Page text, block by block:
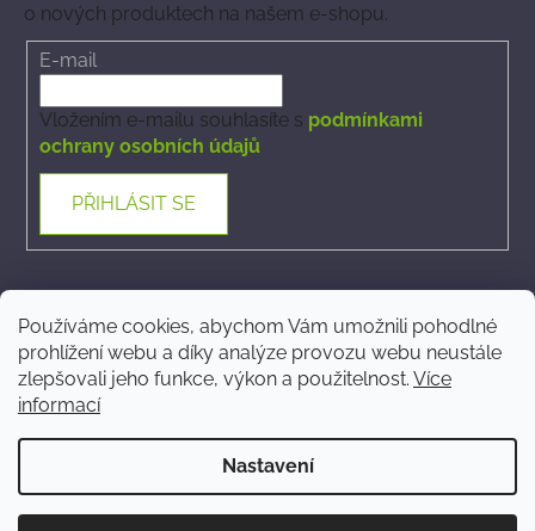
Používáme cookies, abychom Vám umožnili pohodlné
prohlížení webu a díky analýze provozu webu neustále
zlepšovali jeho funkce, výkon a použitelnost. Více
informací
Nastavení
o nových produktech na našem e-shopu.
E-mail
Vložením e-mailu souhlasíte s podmínkami
ochrany osobních údajů
PŘIHLÁSIT SE
Kontakt
ecommerce@phytovet.cz